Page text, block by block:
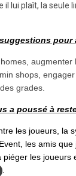
il lui plaît, la seule
pour
augmenter
shops,
grades.
a poussé à
les joueurs, la
les amis que
piéger les joueurs
.